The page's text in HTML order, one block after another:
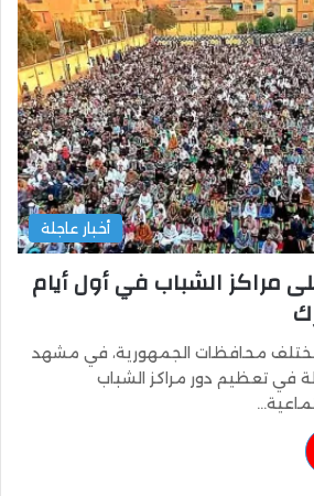
أخبار عاجلة
مراكز الشباب في أول أيام
محافظات الجمهورية، في مشهد
في تعظيم دور مراكز الشباب